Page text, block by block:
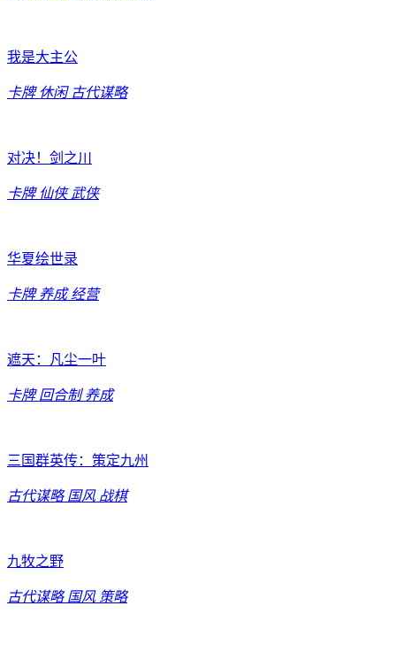
我是大主公
卡牌 休闲 古代谋略
对决！剑之川
卡牌 仙侠 武侠
华夏绘世录
卡牌 养成 经营
遮天：凡尘一叶
卡牌 回合制 养成
三国群英传：策定九州
古代谋略 国风 战棋
九牧之野
古代谋略 国风 策略